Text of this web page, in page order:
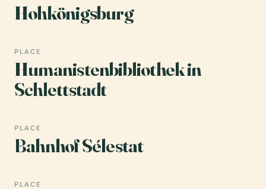
Hohkönigsburg
PLACE
Humanistenbibliothek in
Schlettstadt
PLACE
Bahnhof Sélestat
PLACE